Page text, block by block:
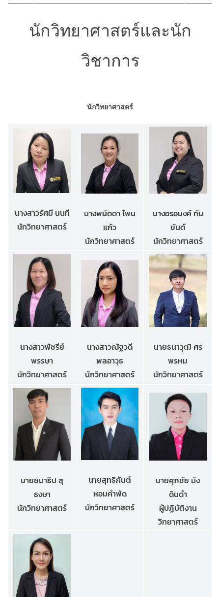
นักวิทยาศาสตร์และนัก
วิชาการ
นักวิทยาศาสตร์
นางสาวรัศมี นนที
นักวิทยาศาสตร์
นางพนัดดา โพน
แก้ว
นักวิทยาศาสตร์
นางอรอนงค์ ทับ
ขันต์
นักวิทยาศาสตร์
นางสาวพัชรีย์
พรรษา
นักวิทยาศาสตร์
นางสาวณัฐวดี
พลอาวุธ
นักวิทยาศาสตร์
นายธนาวุฒิ ศร
พรหม
นักวิทยาศาสตร์
นายชนาธิป สุ
ธงษา
นักวิทยาศาสตร์
นายสุทธิกันต์
หอมคำพัด
นักวิทยาศาสตร์
นายศุภชัย มัง
ดินดำ
ผู้ปฏิบัติงาน
วิทยาศาสตร์